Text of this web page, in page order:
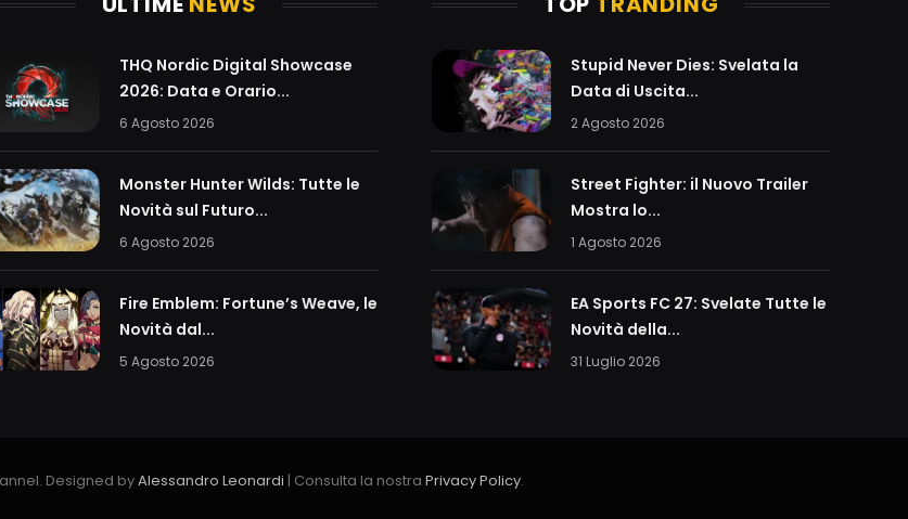
THQ Nordic Digital Showcase
2026: Data e Orario...
6 Agosto 2026
Monster Hunter Wilds: Tutte le
Novità sul Futuro...
6 Agosto 2026
Fire Emblem: Fortune’s Weave, le
Novità dal...
5 Agosto 2026
Stupid Never Dies: Svelata la
Data di Uscita...
2 Agosto 2026
Street Fighter: il Nuovo Trailer
Mostra lo...
1 Agosto 2026
EA Sports FC 27: Svelate Tutte le
Novità della...
31 Luglio 2026
Designed byAlessandro Leonardi | Consulta la nostra Privacy Policy.